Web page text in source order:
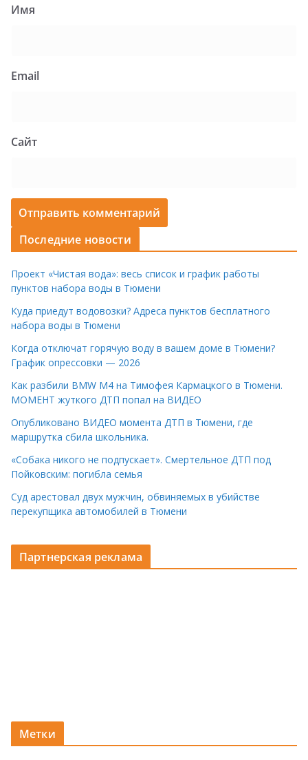
Имя
Email
Сайт
Последние новости
Проект «Чистая вода»: весь список и график работы
пунктов набора воды в Тюмени
Куда приедут водовозки? Адреса пунктов бесплатного
набора воды в Тюмени
Когда отключат горячую воду в вашем доме в Тюмени?
График опрессовки — 2026
Как разбили BMW M4 на Тимофея Кармацкого в Тюмени.
МОМЕНТ жуткого ДТП попал на ВИДЕО
Опубликовано ВИДЕО момента ДТП в Тюмени, где
маршрутка сбила школьника.
«Собака никого не подпускает». Смертельное ДТП под
Пойковским: погибла семья
Суд арестовал двух мужчин, обвиняемых в убийстве
перекупщика автомобилей в Тюмени
Партнерская реклама
Метки